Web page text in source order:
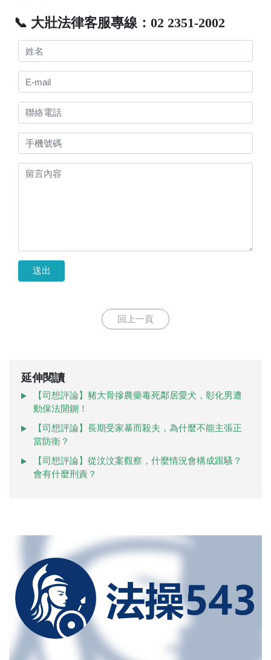
📞 大壯法律客服專線：02 2351-2002
送出
回上一頁
延伸閱讀
【司想評論】豬大骨摻農藥毒死鄰居愛犬，彰化男遭
動保法開鍘！
【司想評論】長期受家暴而殺夫，為什麼不能主張正
當防衛？
【司想評論】從汶汶案觀察，什麼情況會構成跟騷？
會有什麼刑責？